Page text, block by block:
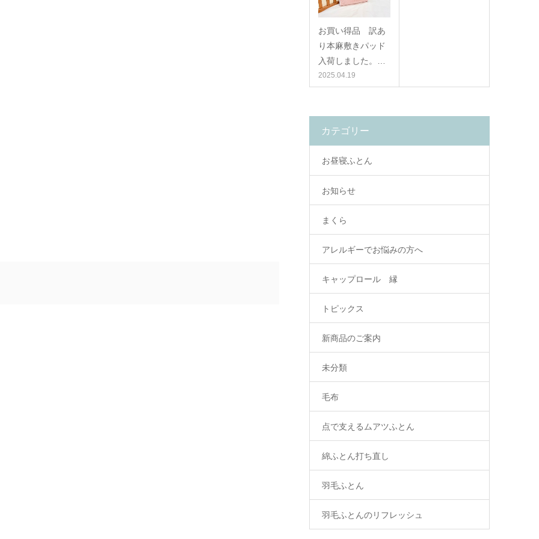
お買い得品 訳あ
り本麻敷きパッド
入荷しました。…
2025.04.19
カテゴリー
お昼寝ふとん
お知らせ
まくら
アレルギーでお悩みの方へ
キャップロール 縁
トピックス
新商品のご案内
未分類
毛布
点で支えるムアツふとん
綿ふとん打ち直し
羽毛ふとん
羽毛ふとんのリフレッシュ